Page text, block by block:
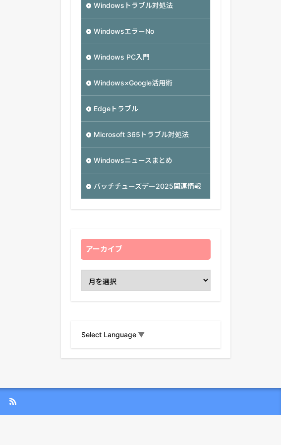
Windowsトラブル対処法
WindowsエラーNo
Windows PC入門
Windows×Google活用術
Edgeトラブル
Microsoft 365トラブル対処法
Windowsニュースまとめ
バッチチューズデー2025関連情報
アーカイブ
Select Language ▼